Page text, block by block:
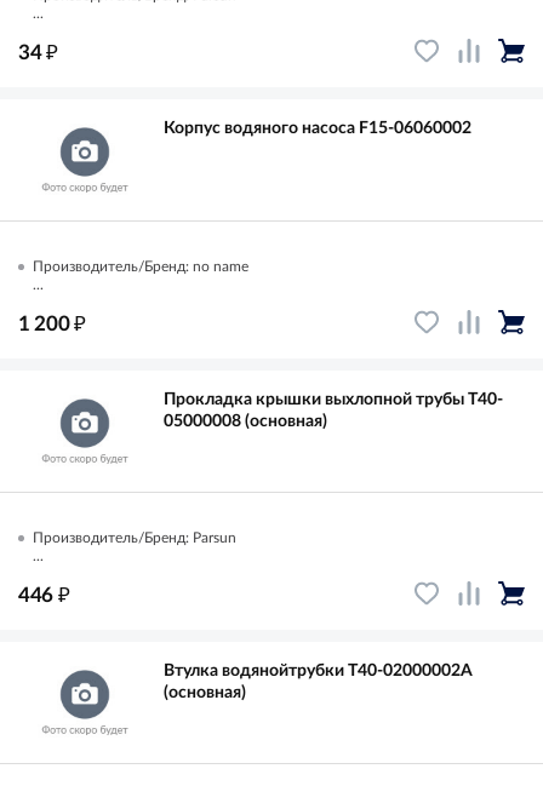
...
34₽
Корпус водяного насоса F15-06060002
Производитель/Бренд: no name
...
1 200₽
Прокладка крышки выхлопной трубы T40-
05000008 (основная)
Производитель/Бренд: Parsun
...
446 ₽
Втулка водянойтрубки T40-02000002A
(основная)